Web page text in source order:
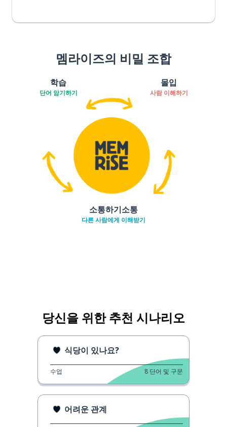
멤라이즈의 비밀 조합
학습
단어 암기하기
몰입
사람 이해하기
소통하기소통
다른 사람에게 이해받기
당신을 위한 추천 시나리오
식당이 있나요?
수업 8 단어 및 구문
어려운 관계